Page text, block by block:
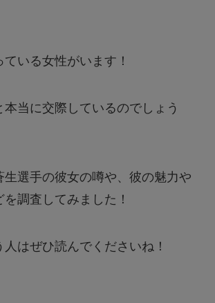
いる女性がいます！
当に交際しているのでしょう
生選手の彼女の噂や、彼の魅力や
調査してみました！
はぜひ読んでくださいね！